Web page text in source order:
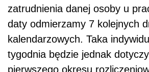
zatrudnienia danej osoby u
daty odmierzamy 7 kolejnych
kalendarzowych. Taka
tygodnia będzie jednak
pierwszego okresu